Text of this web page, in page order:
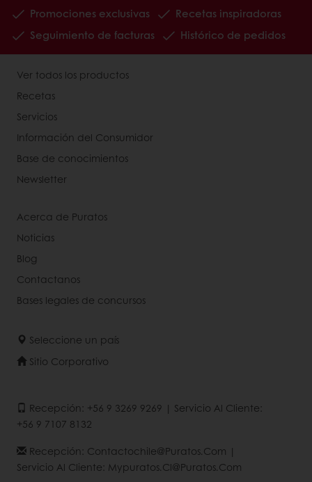
Promociones exclusivas
Recetas inspiradoras
Seguimiento de facturas
Histórico de pedidos
Ver todos los productos
Recetas
Servicios
Información del Consumidor
Base de conocimientos
Newsletter
Acerca de Puratos
Noticias
Blog
Contactanos
Bases legales de concursos
Seleccione un país
Sitio Corporativo
Recepción: +56 9 3269 9269 | Servicio Al Cliente:
+56 9 7107 8132
Recepción: Contactochile@puratos.com |
Servicio Al Cliente: Mypuratos.cl@puratos.com